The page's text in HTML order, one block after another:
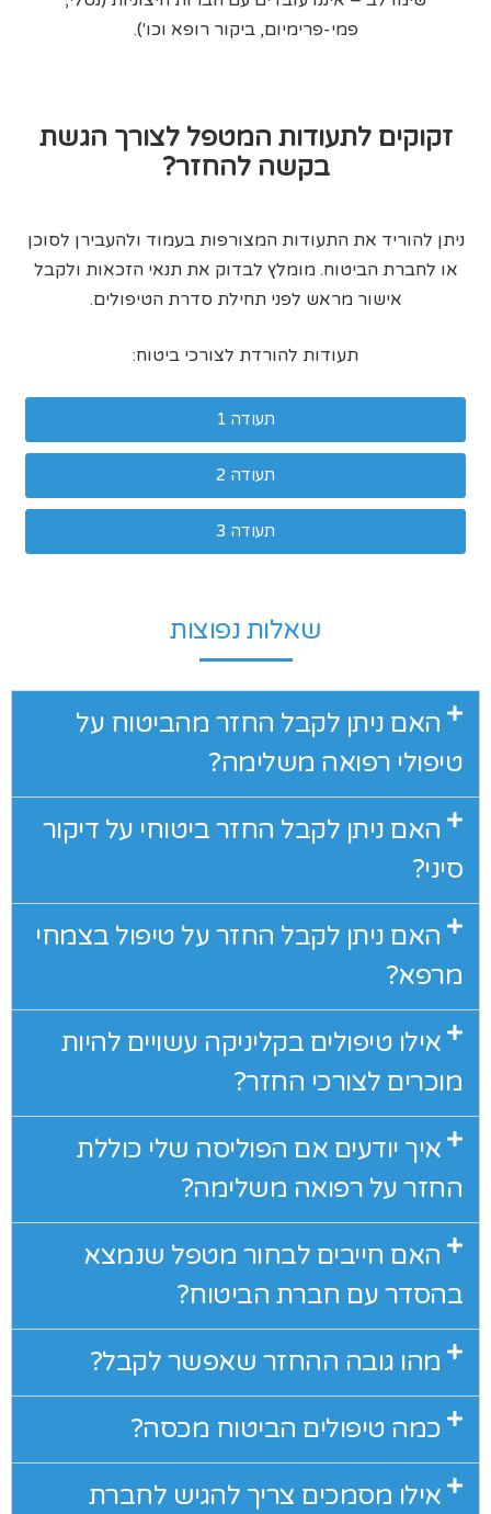
פמי-פרימיום, ביקור רופא וכו').
זקוקים לתעודות המטפל לצורך הגשת
בקשה להחזר?
ניתן להוריד את התעודות המצורפות בעמוד ולהעבירן לסוכן
או לחברת הביטוח. מומלץ לבדוק את תנאי הזכאות ולקבל
אישור מראש לפני תחילת סדרת הטיפולים.
תעודות להורדת לצורכי ביטוח:
תעודה 1
תעודה 2
תעודה 3
שאלות נפוצות
האם ניתן לקבל החזר מהביטוח על
טיפולי רפואה משלימה?
האם ניתן לקבל החזר ביטוחי על דיקור
סיני?
האם ניתן לקבל החזר על טיפול בצמחי
מרפא?
אילו טיפולים בקליניקה עשויים להיות
מוכרים לצורכי החזר?
איך יודעים אם הפוליסה שלי כוללת
החזר על רפואה משלימה?
האם חייבים לבחור מטפל שנמצא
בהסדר עם חברת הביטוח?
מהו גובה ההחזר שאפשר לקבל?
כמה טיפולים הביטוח מכסה?
אילו מסמכים צריך להגיש לחברת